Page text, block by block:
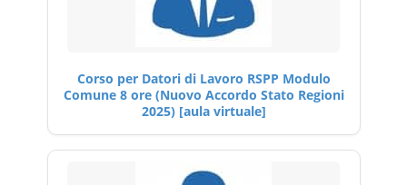
Corso per Datori di Lavoro RSPP Modulo
Comune 8 ore (Nuovo Accordo Stato Regioni
2025) [aula virtuale]